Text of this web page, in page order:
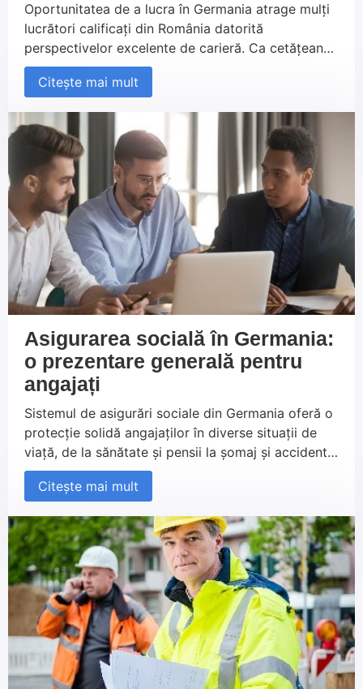
Oportunitatea de a lucra în Germania atrage mulți
lucrători calificați din România datorită
perspectivelor excelente de carieră. Ca cetățean
UE, nu aveți nevoie de viză sau permis de ședere
pentru a lucra în Germania, dar este esențial să vă
regulile privind profesiile reglementate. Acest ghid
vă oferă toate informațiile necesare pentru un
început reușit în Germania.
Citește mai mult
Asigurarea socială în Germania:
o prezentare generală pentru
angajați
Sistemul de asigurări sociale din Germania oferă o
protecție solidă angajaților în diverse situații de
viață, de la sănătate și pensii la șomaj și accidente
de muncă. Este esențial să înțelegeți cum
funcționează aceste asigurări și ce beneficii vă pot
lucrați aici de ceva timp, acest ghid vă oferă
informațiile necesare pentru a naviga eficient prin
sistemul german de securitate socială.
Citește mai mult